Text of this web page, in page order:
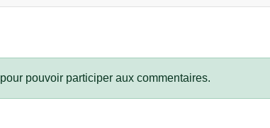
pour pouvoir participer aux commentaires.